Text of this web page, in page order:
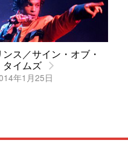
ンス／サイン・オブ・
タイムズ
年1月25日